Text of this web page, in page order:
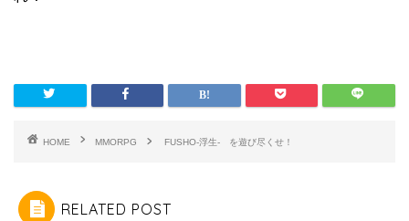
HOME MMORPG FUSHO-浮生- を遊び尽くせ！
RELATED POST